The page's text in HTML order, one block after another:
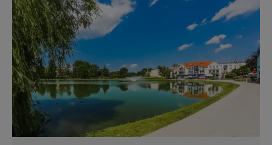
W każdej chwili możesz: zażądać dostępu do swoich
danych, zażądać ich poprawienia lub usunięcia,
zabronić ich przetwarzania. Pamiętaj jednak, że nie
zawsze jest możliwe techniczne zrealizowanie Twoich
praw w odniesieniu do informacji zawartych w plikach
cookies. Twoja przeglądarka umożliwia Ci skasowanie
tych plików - w pewnych przypadkach nie możemy tego
zrobić za Ciebie.
Dziękujemy, i życzmy miłego odkrywania Mazur na
nowo...